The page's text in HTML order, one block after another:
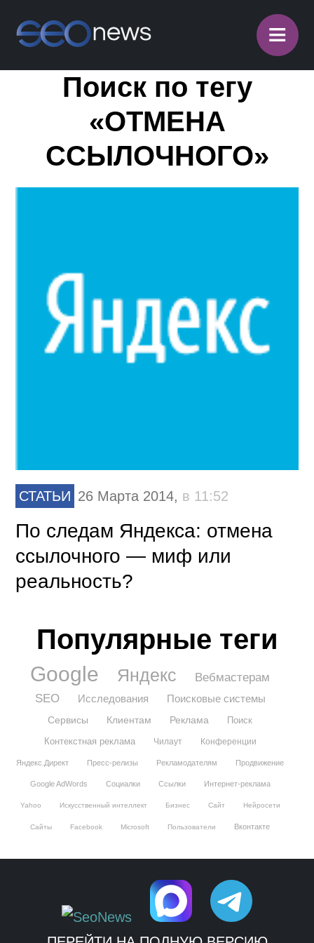
≡
Поиск по тегу
«ОТМЕНА
ССЫЛОЧНОГО»
СТАТЬИ 26 Марта 2014, в 11:52
По следам Яндекса: отмена
ссылочного — миф или
реальность?
Популярные теги
Google Яндекс
Вебмастерам
SEO
Исследования Поисковые системы
Сервисы Клиентам Реклама
Поиск
Контекстная реклама
Чилаут Конференции
Яндекс.Директ Пресс-релизы Рекламодателям Продвижение
Google AdWords Социалки Ссылки Интернет-реклама
Yahoo Искусственный интеллект Бизнес Сайт Нейросети
Сайты Facebook Microsoft Пользователи Вконтакте